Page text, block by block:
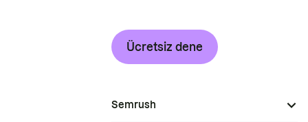
Ücretsiz dene
Semrush